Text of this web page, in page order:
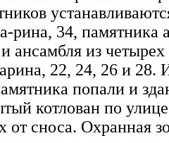
рина, 34, памятника
ансамбля из
22, 24, 26 и 28.
попали и
котлован по
от сноса. Охранная